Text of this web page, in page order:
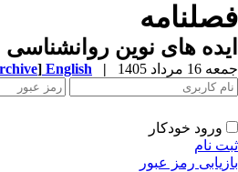
های نوین روانشناسی
مرداد 1405 |
English
Archive]
ورود خودکار
نام
رمز عبور